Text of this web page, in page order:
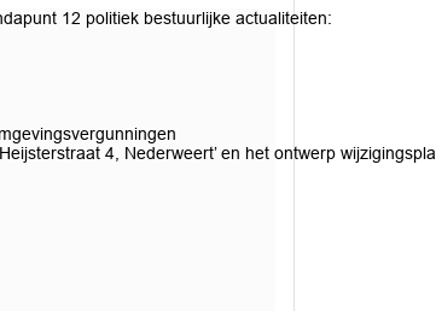
12 politiek bestuurlijke actualiteiten:
4, Nederweert’ en het ontwerp